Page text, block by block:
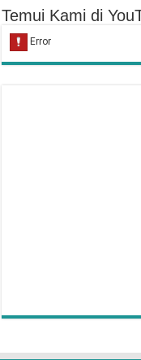
Temui Kami di